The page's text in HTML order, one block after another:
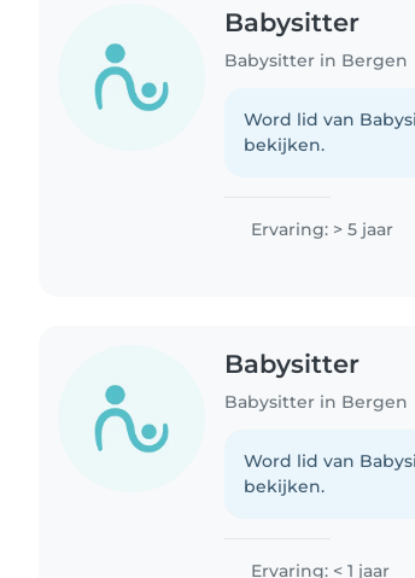
Babysitter
Babysitter in Bergen
Word lid van
bekijken.
Ervaring: > 5 jaar
Babysitter
Babysitter in Bergen
Word lid van
bekijken.
Ervaring: < 1 jaar